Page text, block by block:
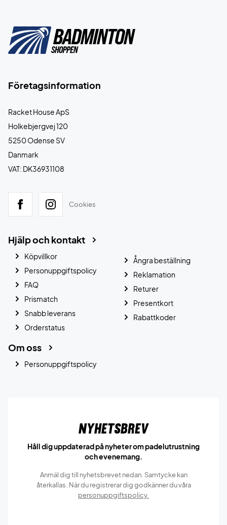
Företagsinformation
Racket House ApS
Holkebjergvej 120
5250 Odense SV
Danmark
VAT: DK36931108
Cookies
Hjälp och kontakt
Köpvillkor
Personuppgiftspolicy
FAQ
Prismatch
Snabb leverans
Orderstatus
Ångra beställning
Reklamation
Returer
Presentkort
Rabattkoder
Om oss
Personuppgiftspolicy
Nyhetsbrev
Håll dig uppdaterad på nyheter om padelutrustning
och evenemang.
Anmäl dig till nyhetsbrevet nedan. Samtycke kan
återkallas. När du registrerar dig godkänner du våra
personuppgiftspolicy.